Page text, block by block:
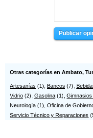
Publicar
Otras categorías en Ambato,
Artesanías (1), Bancos (7),
Vidrio (2), Gasolina (1),
Neurología (1), Oficina de
Servicio Técnico y Reparaciones